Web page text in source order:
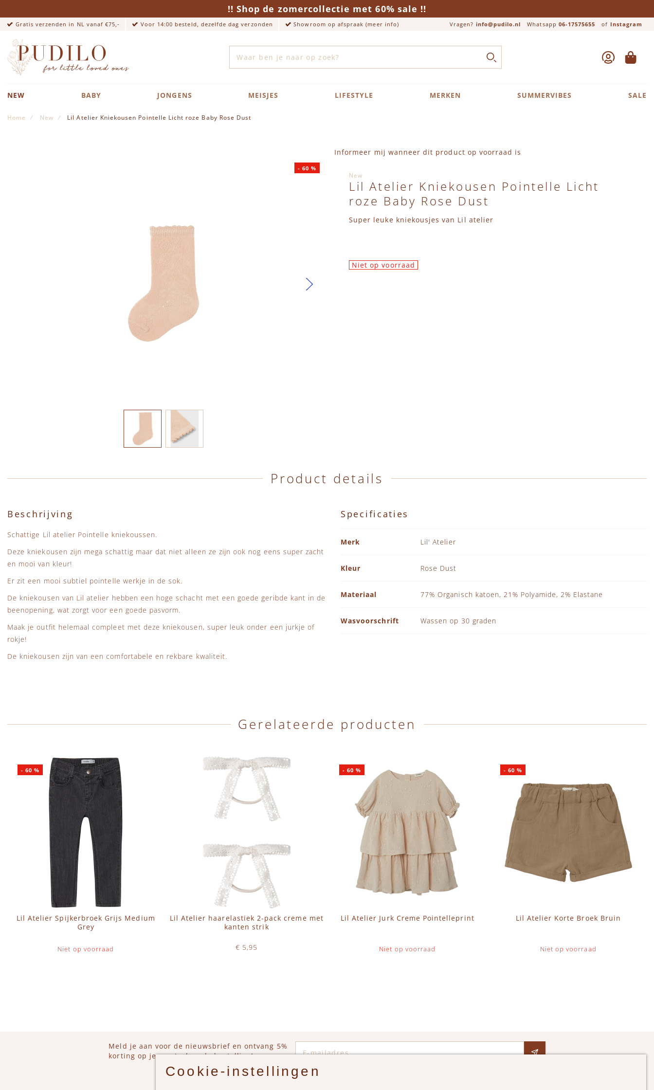
!! Shop de zomercollectie met 60% sale !!
Gratis verzenden in NL vanaf €75,- Voor 14:00 besteld, dezelfde dag verzonden Showroom op afspraak (meer info) Vragen? info@pudilo.nl Whatsapp 06-17575655 of Instagram
Close search
ZOEK ACCOUNT
NEW BABY JONGENS MEISJES LIFESTYLE MERKEN SUMMERVIBES SALE
Home New Lil Atelier Kniekousen Pointelle Licht roze Baby Rose Dust
- 60 %
Informeer mij wanneer dit product op voorraad is
New
Lil Atelier Kniekousen Pointelle Licht
roze Baby Rose Dust
Super leuke kniekousjes van Lil atelier
Niet op voorraad
Product details
Beschrijving
Schattige Lil atelier Pointelle kniekoussen.
Deze kniekousen zijn mega schattig maar dat niet alleen ze zijn ook nog eens super zacht
en mooi van kleur!
Er zit een mooi subtiel pointelle werkje in de sok.
De kniekousen van Lil atelier hebben een hoge schacht met een goede geribde kant in de
beenopening, wat zorgt voor een goede pasvorm.
Maak je outfit helemaal compleet met deze kniekousen, super leuk onder een jurkje of
rokje!
De kniekousen zijn van een comfortabele en rekbare kwaliteit.
Specificaties
Merk
Lil' Atelier
Kleur Rose Dust
Materiaal 77% Organisch katoen, 21% Polyamide, 2% Elastane
Wasvoorschrift Wassen op 30 graden
Gerelateerde producten
Lil Atelier Spijkerbroek Grijs Medium
Grey
Niet op voorraad
-60 %
Lil Atelier haarelastiek 2-pack creme met
kanten strik
€ 5,95
Lil Atelier Jurk Creme Pointelleprint
Niet op voorraad
-60 %
Lil Atelier Korte Broek Bruin
Niet op voorraad
- 60 %
Meld je aan voor de nieuwsbrief en ontvang 5%
korting op je eerstvolgende bestelling!
Cookie-instellingen